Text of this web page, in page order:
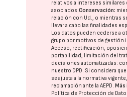
relativos a intereses similares
asociados.Conservación:
relación con Ud., o mientras
llevar a cabo las finalidades
Los datos pueden cederse a
grupo por motivos de gestión
Acceso, rectificación,
portabilidad, limitación del
decisiones automatizadas:
nuestro DPD. Si considera
se ajusta a la normativa
reclamación ante laAEPD.
Política de Protección de